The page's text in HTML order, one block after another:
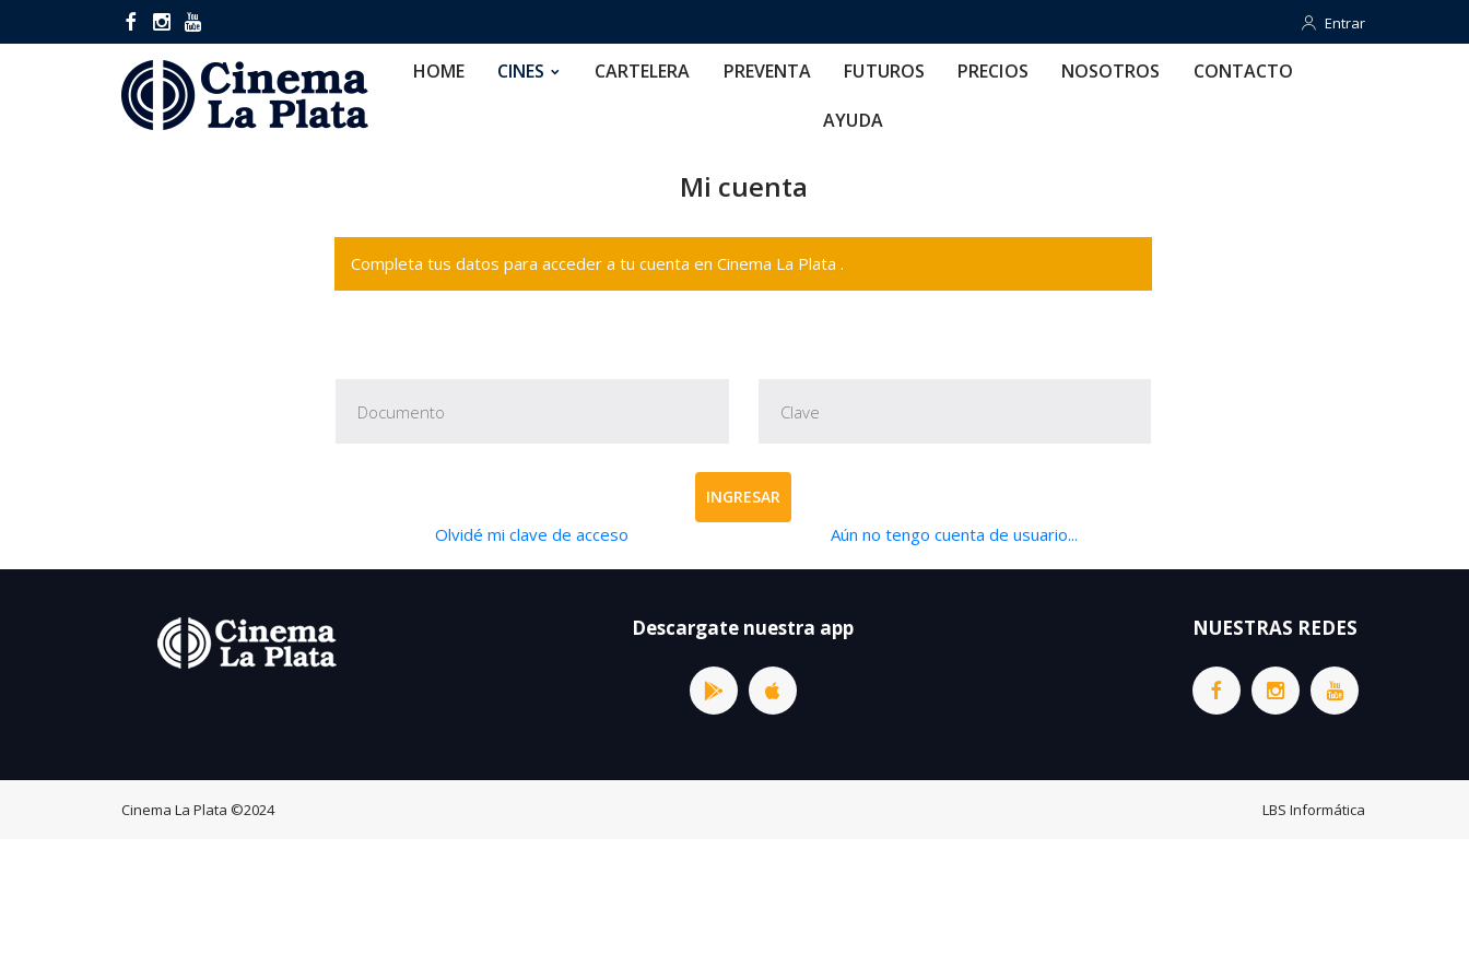
Entrar
Entrar
HOME CINES CARTELERA PREVENTA FUTUROS PRECIOS NOSOTROS CONTACTO
AYUDA
Mi cuenta
Completa tus datos para acceder a tu cuenta en Cinema La Plata .
INGRESAR
Olvidé mi clave de acceso Aún no tengo cuenta de usuario...
Descargate nuestra app NUESTRAS REDES
Cinema La Plata ©2024 LBS Informática